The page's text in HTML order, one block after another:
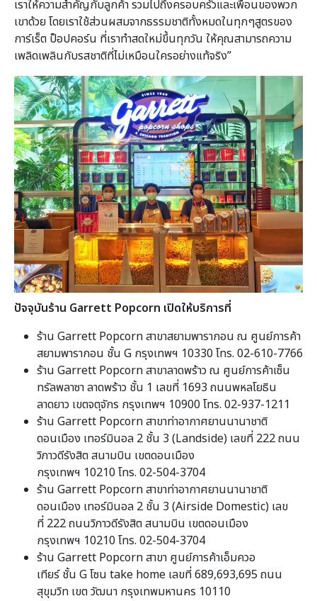
เราให้ความสำคัญกับลูกค้า รวมไปถึงครอบครัวและเพื่อนของพวก
เขาด้วย โดยเราใช้ส่วนผสมจากธรรมชาติทั้งหมดในทุกๆสูตรของ
การ์เร็ต ป็อปคอร์น ที่เราทำสดใหม่ขึ้นทุกวัน ให้คุณสามารถความ
เพลิดเพลินกับรสชาติที่ไม่เหมือนใครอย่างแท้จริง”
ปัจจุบันร้าน Garrett Popcorn เปิดให้บริการที่
ร้าน Garrett Popcorn สาขาสยามพารากอน ณ ศูนย์การค้า
สยามพารากอน ชั้น G กรุงเทพฯ 10330 โทร. 02-610-7766
ร้าน Garrett Popcorn สาขาลาดพร้าว ณ ศูนย์การค้าเซ็น
ทรัลพลาซา ลาดพร้าว ชั้น 1 เลขที่ 1693 ถนนพหลโยธิน
ลาดยาว เขตจตุจักร กรุงเทพฯ 10900 โทร. 02-937-1211
ร้าน Garrett Popcorn สาขาท่าอากาศยานนานาชาติ
ดอนเมือง เทอร์มินอล 2 ชั้น 3 (Landside) เลขที่ 222 ถนน
วิภาวดีรังสิต สนามบิน เขตดอนเมือง
กรุงเทพฯ 10210 โทร. 02-504-3704
ร้าน Garrett Popcorn สาขาท่าอากาศยานนานาชาติ
ดอนเมือง เทอร์มินอล 2 ชั้น 3 (Airside Domestic) เลข
ที่ 222 ถนนวิภาวดีรังสิต สนามบิน เขตดอนเมือง
กรุงเทพฯ 10210 โทร. 02-504-3704
ร้าน Garrett Popcorn สาขา ศูนย์การค้าเอ็มควอ
เทียร์ ชั้น G โซน take home เลขที่ 689,693,695 ถนน
สุขุมวิท เขต วัฒนา กรุงเทพมหานคร 10110